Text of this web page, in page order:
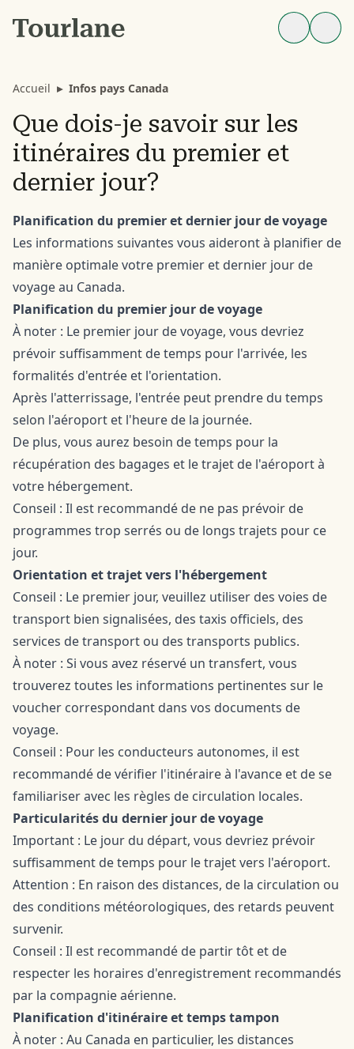
Accueil ▸ Infos pays Canada
Que dois-je savoir sur les
itinéraires du premier et
dernier jour?
Planification du premier et dernier jour de voyage
Les informations suivantes vous aideront à planifier de
manière optimale votre premier et dernier jour de
voyage au Canada.
Planification du premier jour de voyage
À noter : Le premier jour de voyage, vous devriez
prévoir suffisamment de temps pour l'arrivée, les
formalités d'entrée et l'orientation.
Après l'atterrissage, l'entrée peut prendre du temps
selon l'aéroport et l'heure de la journée.
De plus, vous aurez besoin de temps pour la
récupération des bagages et le trajet de l'aéroport à
votre hébergement.
Conseil : Il est recommandé de ne pas prévoir de
programmes trop serrés ou de longs trajets pour ce
jour.
Orientation et trajet vers l'hébergement
Conseil : Le premier jour, veuillez utiliser des voies de
transport bien signalisées, des taxis officiels, des
services de transport ou des transports publics.
À noter : Si vous avez réservé un transfert, vous
trouverez toutes les informations pertinentes sur le
voucher correspondant dans vos documents de
voyage.
Conseil : Pour les conducteurs autonomes, il est
recommandé de vérifier l'itinéraire à l'avance et de se
familiariser avec les règles de circulation locales.
Particularités du dernier jour de voyage
Important : Le jour du départ, vous devriez prévoir
suffisamment de temps pour le trajet vers l'aéroport.
Attention : En raison des distances, de la circulation ou
des conditions météorologiques, des retards peuvent
survenir.
Conseil : Il est recommandé de partir tôt et de
respecter les horaires d'enregistrement recommandés
par la compagnie aérienne.
Planification d'itinéraire et temps tampon
À noter : Au Canada en particulier, les distances